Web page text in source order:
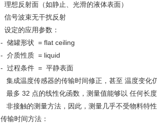
理想反射面（如静止、光滑的液体表面）
信号波束无干扰反射
设定的应用参数：
- 储罐形状 = flat ceiling
- 介质性质 = liquid
- 过程条件 = 平静表面
集成温度传感器的传输时间修正，甚至 温度变化
最多 32 点的线性化函数，测量值能够以 任何长
非接触的测量方法，因此，测量几乎不受物料特性
传输时间方法：